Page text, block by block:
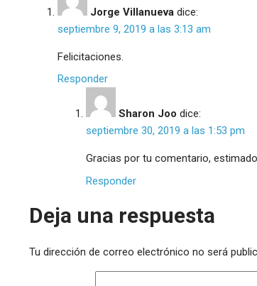
Jorge Villanueva dice:
septiembre 9, 2019 a las 3:13 am
Felicitaciones.
Responder
Sharon Joo dice:
septiembre 30, 2019 a las 1:53 pm
Gracias por tu comentario,
Responder
Deja una respuesta
Tu dirección de correo electrónico no será